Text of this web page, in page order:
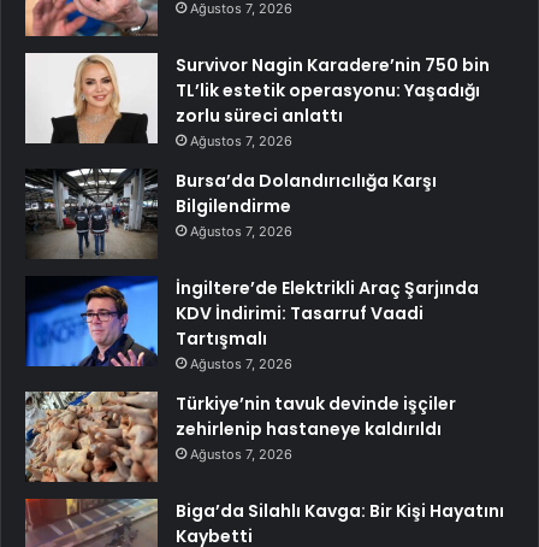
Ağustos 7, 2026
Survivor Nagin Karadere’nin 750 bin
TL’lik estetik operasyonu: Yaşadığı
zorlu süreci anlattı
Ağustos 7, 2026
Bursa’da Dolandırıcılığa Karşı
Bilgilendirme
Ağustos 7, 2026
İngiltere’de Elektrikli Araç Şarjında
KDV İndirimi: Tasarruf Vaadi
Tartışmalı
Ağustos 7, 2026
Türkiye’nin tavuk devinde işçiler
zehirlenip hastaneye kaldırıldı
Ağustos 7, 2026
Biga’da Silahlı Kavga: Bir Kişi Hayatını
Kaybetti